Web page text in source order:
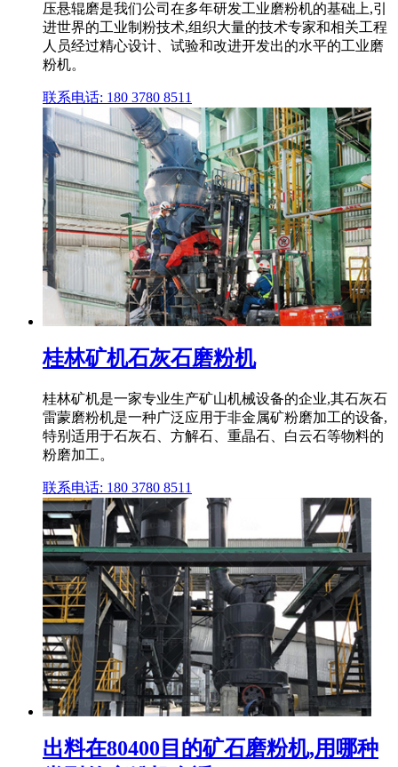
压悬辊磨是我们公司在多年研发工业磨粉机的基础上,引
进世界的工业制粉技术,组织大量的技术专家和相关工程
人员经过精心设计、试验和改进开发出的水平的工业磨
粉机。
联系电话: 180 3780 8511
桂林矿机石灰石磨粉机
桂林矿机是一家专业生产矿山机械设备的企业,其石灰石
雷蒙磨粉机是一种广泛应用于非金属矿粉磨加工的设备,
特别适用于石灰石、方解石、重晶石、白云石等物料的
粉磨加工。
联系电话: 180 3780 8511
出料在80400目的矿石磨粉机,用哪种